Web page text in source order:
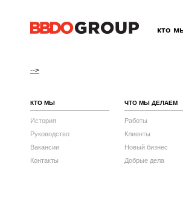
кто
-->
КТО МЫ
История
Руководство
Вакансии
Контакты
ЧТО МЫ ДЕЛАЕМ
Работы
Клиенты
Новый бизнес
Добрые дела